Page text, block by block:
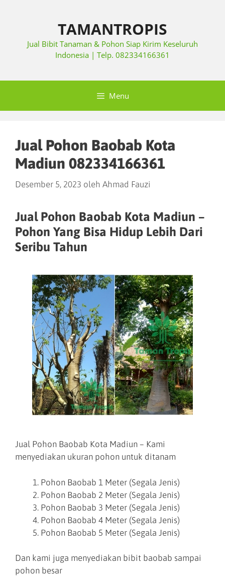
TAMANTROPIS
Jual Bibit Tanaman & Pohon Siap Kirim Keseluruh
Indonesia | Telp. 082334166361
Menu
Jual Pohon Baobab Kota
Madiun 082334166361
Desember 5, 2023 oleh Ahmad Fauzi
Jual Pohon Baobab Kota Madiun –
Pohon Yang Bisa Hidup Lebih Dari
Seribu Tahun
Jual Pohon Baobab Kota Madiun – Kami
menyediakan ukuran pohon untuk ditanam
Pohon Baobab 1 Meter (Segala Jenis)
Pohon Baobab 2 Meter (Segala Jenis)
Pohon Baobab 3 Meter (Segala Jenis)
Pohon Baobab 4 Meter (Segala Jenis)
Pohon Baobab 5 Meter (Segala Jenis)
Dan kami juga menyediakan bibit baobab sampai
pohon besar